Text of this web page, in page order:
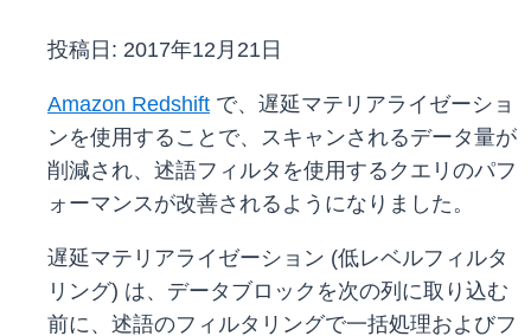
投稿日: 2017年12月21日
Amazon Redshift で、遅延マテリアライゼーショ
ンを使用することで、スキャンされるデータ量が
削減され、述語フィルタを使用するクエリのパフ
ォーマンスが改善されるようになりました。
遅延マテリアライゼーション (低レベルフィルタ
リング) は、データブロックを次の列に取り込む
前に、述語のフィルタリングで一括処理およびフ